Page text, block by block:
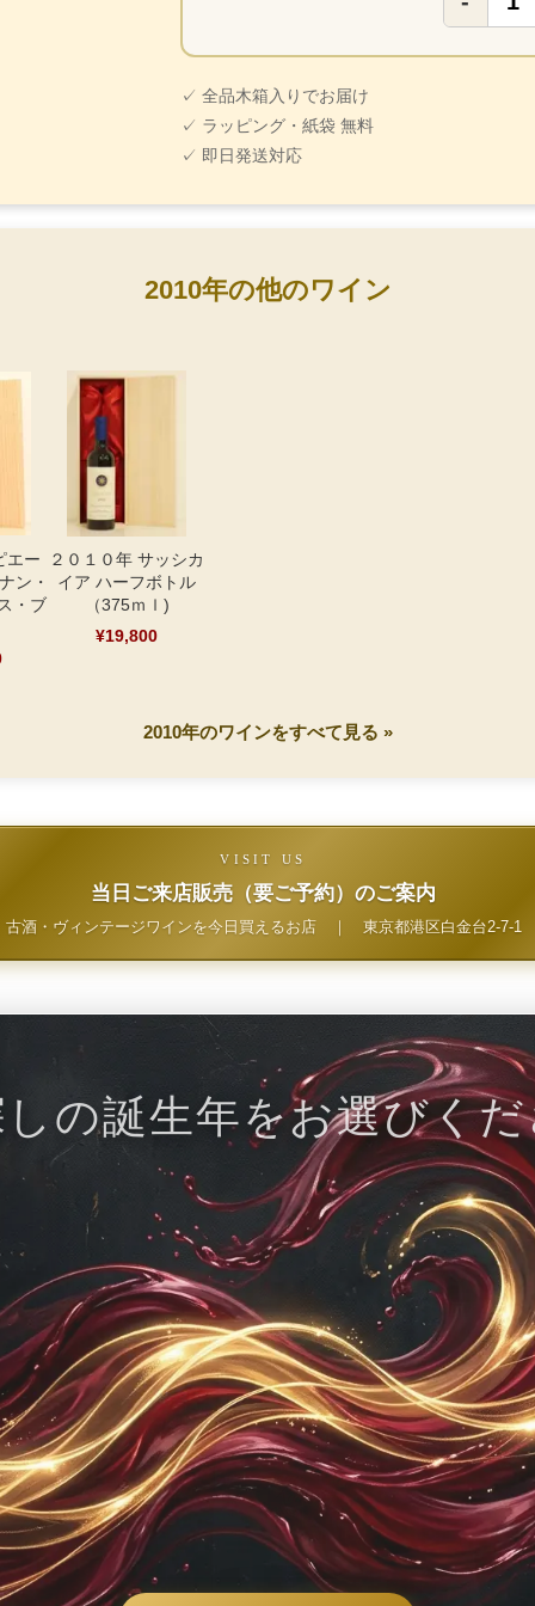
✓ 全品木箱入りでお届け
✓ ラッピング・紙袋 無料
✓ 即日発送対応
2010年の他のワイン
エー
ン・
・ブ
２０１０年 サッシカ
イア ハーフボトル
（375ｍｌ)
¥19,800
2010年のワインをすべて見る »
VISIT US
当日ご来店販売（要ご予約）のご案内
古酒・ヴィンテージワインを今日買えるお店｜ 東京都港区白金台2-7-1
の誕生年をお選びく